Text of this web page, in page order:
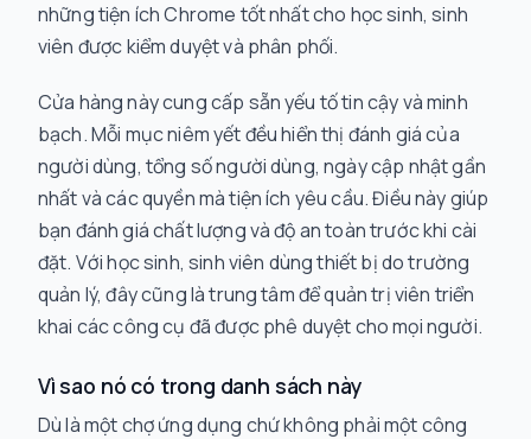
những tiện ích Chrome tốt nhất cho học sinh, sinh
viên được kiểm duyệt và phân phối.
Cửa hàng này cung cấp sẵn yếu tố tin cậy và minh
bạch. Mỗi mục niêm yết đều hiển thị đánh giá của
người dùng, tổng số người dùng, ngày cập nhật gần
nhất và các quyền mà tiện ích yêu cầu. Điều này giúp
bạn đánh giá chất lượng và độ an toàn trước khi cài
đặt. Với học sinh, sinh viên dùng thiết bị do trường
quản lý, đây cũng là trung tâm để quản trị viên triển
khai các công cụ đã được phê duyệt cho mọi người.
Vì sao nó có trong danh sách này
Dù là một chợ ứng dụng chứ không phải một công